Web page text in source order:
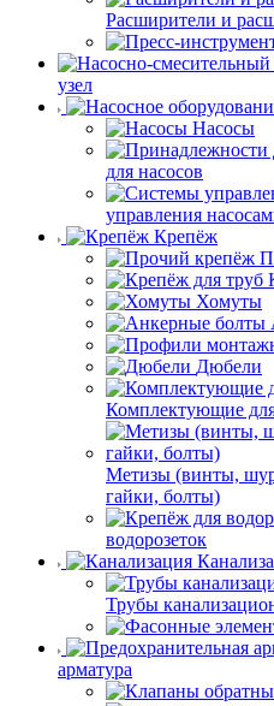
Расширители и
узел
Насосы
для насосов
управления
Крепёж
Хомуты
Дюбели
Комплектующие
Метизы (винты,
гайки, болты)
водорозеток
Трубы
арматура